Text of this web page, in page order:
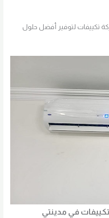
تكييفات لتوفير أفضل حلول
في مدينتي